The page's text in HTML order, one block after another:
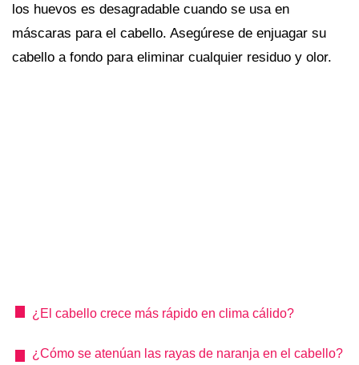
los huevos es desagradable cuando se usa en
máscaras para el cabello. Asegúrese de enjuagar su
cabello a fondo para eliminar cualquier residuo y olor.
¿El cabello crece más rápido en clima cálido?
¿Cómo se atenúan las rayas de naranja en el cabello?